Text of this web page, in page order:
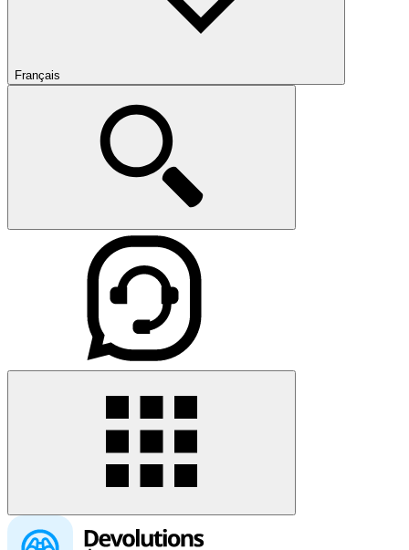
Français